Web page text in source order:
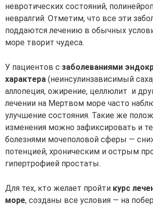
невротических состояний,
невралгий. Отметим, что все эти
поддаются лечению в обычных
море творит чудеса.
У пациентов с заболеваниями
характера (неинсулинзависимый
аллопеция, ожирение, целлюлит и
лечении на Мертвом море часто
улучшение состояния. Такие же
изменения можно зафиксировать и
болезнями мочеполовой сферы —
потенцией, хроническим и острым
гипертрофией простаты.
Для тех, кто желает пройти курс
море, созданы все условия — на